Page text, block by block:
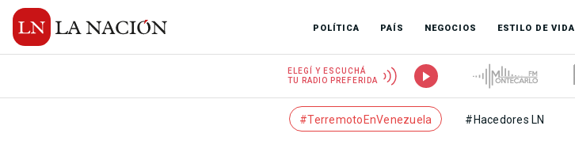
POLÍTICA PAÍS NEGOCIOS ESTILO DE VIDA
ELEGÍ Y ESCUCHÁ
TU RADIO PREFERIDA
#TerremotoEnVenezuela #Hacedores LN